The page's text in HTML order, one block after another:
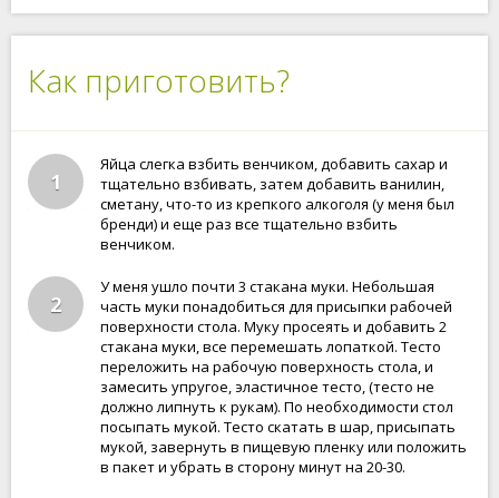
Как приготовить?
1
Яйца слегка взбить венчиком, добавить сахар и
тщательно взбивать, затем добавить ванилин,
сметану, что-то из крепкого алкоголя (у меня был
бренди) и еще раз все тщательно взбить
венчиком.
2
У меня ушло почти 3 стакана муки. Небольшая
часть муки понадобиться для присыпки рабочей
поверхности стола. Муку просеять и добавить 2
стакана муки, все перемешать лопаткой. Тесто
переложить на рабочую поверхность стола, и
замесить упругое, эластичное тесто, (тесто не
должно липнуть к рукам). По необходимости стол
посыпать мукой. Тесто скатать в шар, присыпать
мукой, завернуть в пищевую пленку или положить
в пакет и убрать в сторону минут на 20-30.